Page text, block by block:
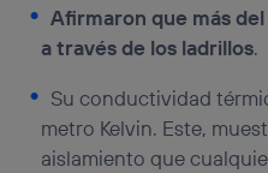
Afirmaron que más del
a través de los ladrillos.
Su conductividad
metro Kelvin. Este,
aislamiento que